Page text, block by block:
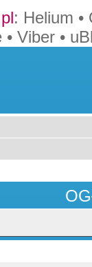
: Helium •
• Viber •